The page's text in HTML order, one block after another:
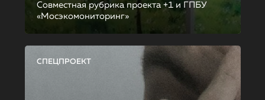
Совместная рубрика проекта +1 и ГПБУ
«Мосэкомониторинг»
СПЕЦПРОЕКТ